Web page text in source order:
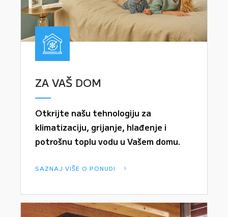
ZA VAŠ DOM
Otkrijte našu tehnologiju za
klimatizaciju, grijanje, hlađenje i
potrošnu toplu vodu u Vašem domu.
SAZNAJ VIŠE O PONUDI